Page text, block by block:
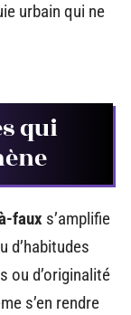
urbain qui ne
qui
faux s’amplifie
d’habitudes
ou d’originalité
s’en rendre